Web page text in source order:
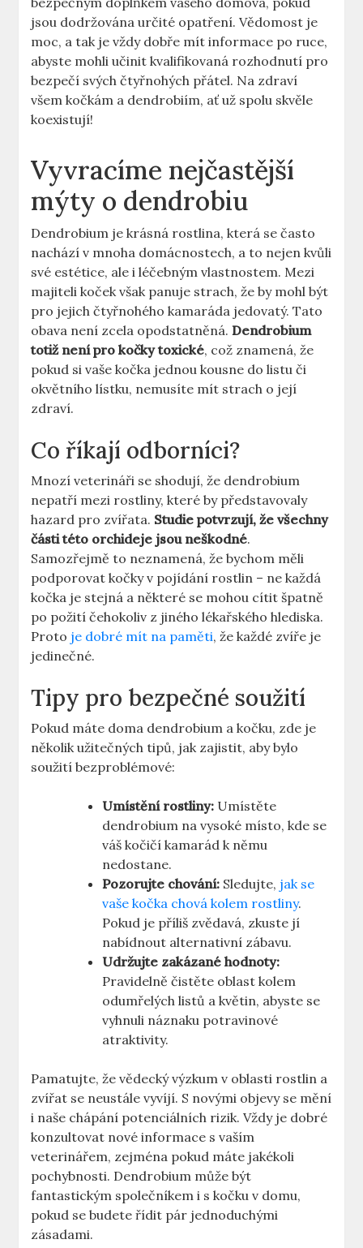
jsou dodržována určité opatření. Vědomost je
moc, a tak je vždy dobře mít informace po ruce,
abyste mohli učinit kvalifikovaná rozhodnutí pro
bezpečí svých čtyřnohých přátel. Na zdraví
všem kočkám a dendrobiím, ať už spolu skvěle
koexistují!
Vyvracíme nejčastější
mýty o dendrobiu
Dendrobium je krásná rostlina, která se často
nachází v mnoha domácnostech, a to nejen kvůli
své estétice, ale i léčebným vlastnostem. Mezi
majiteli koček však panuje strach, že by mohl být
pro jejich čtyřnohého kamaráda jedovatý. Tato
obava není zcela opodstatněná.Dendrobium
totiž není pro kočky toxické, což znamená, že
pokud si vaše kočka jednou kousne do listu či
okvětního lístku, nemusíte mít strach o její
zdraví.
Co říkají odborníci?
Mnozí veterináři se shodují, že dendrobium
nepatří mezi rostliny, které by představovaly
hazard pro zvířata. Studie potvrzují, že všechny
části této orchideje jsou neškodné.
Samozřejmě to neznamená, že bychom měli
podporovat kočky v pojídání rostlin – ne každá
kočka je stejná a některé se mohou cítit špatně
po požití čehokoliv z jiného lékařského hlediska.
Proto je dobré mít na paměti, že každé zvíře je
jedinečné.
Tipy pro bezpečné soužití
Pokud máte doma dendrobium a kočku, zde je
několik užitečných tipů, jak zajistit, aby bylo
soužití bezproblémové:
Umístění rostliny: Umístěte
dendrobium na vysoké místo, kde se
váš kočičí kamarád k němu
nedostane.
Pozorujte chování: Sledujte, jak se
vaše kočka chová kolem rostliny.
Pokud je příliš zvědavá, zkuste jí
nabídnout alternativní zábavu.
Udržujte zakázané hodnoty:
Pravidelně čistěte oblast kolem
odumřelých listů a květin, abyste se
vyhnuli náznaku potravinové
atraktivity.
Pamatujte, že vědecký výzkum v oblasti rostlin a
zvířat se neustále vyvíjí. S novými objevy se mění
i naše chápání potenciálních rizik. Vždy je dobré
konzultovat nové informace s vaším
veterinářem, zejména pokud máte jakékoli
pochybnosti. Dendrobium může být
fantastickým společníkem i s kočku v domu,
pokud se budete řídit pár jednoduchými
zásadami.